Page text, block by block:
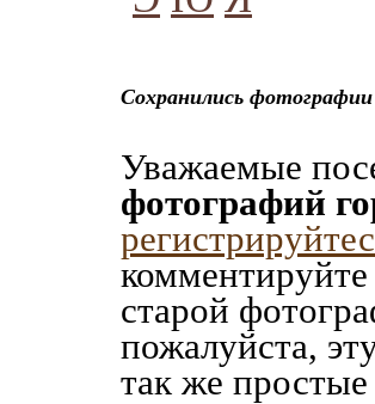
Сохранились
Уважаемые
фотографий
старой
пожалуйста,
так же